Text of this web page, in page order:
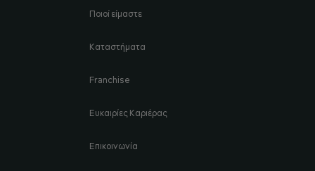
Ποιοί είμαστε
Καταστήματα
Franchise
Ευκαιρίες Καριέρας
Επικοινωνία